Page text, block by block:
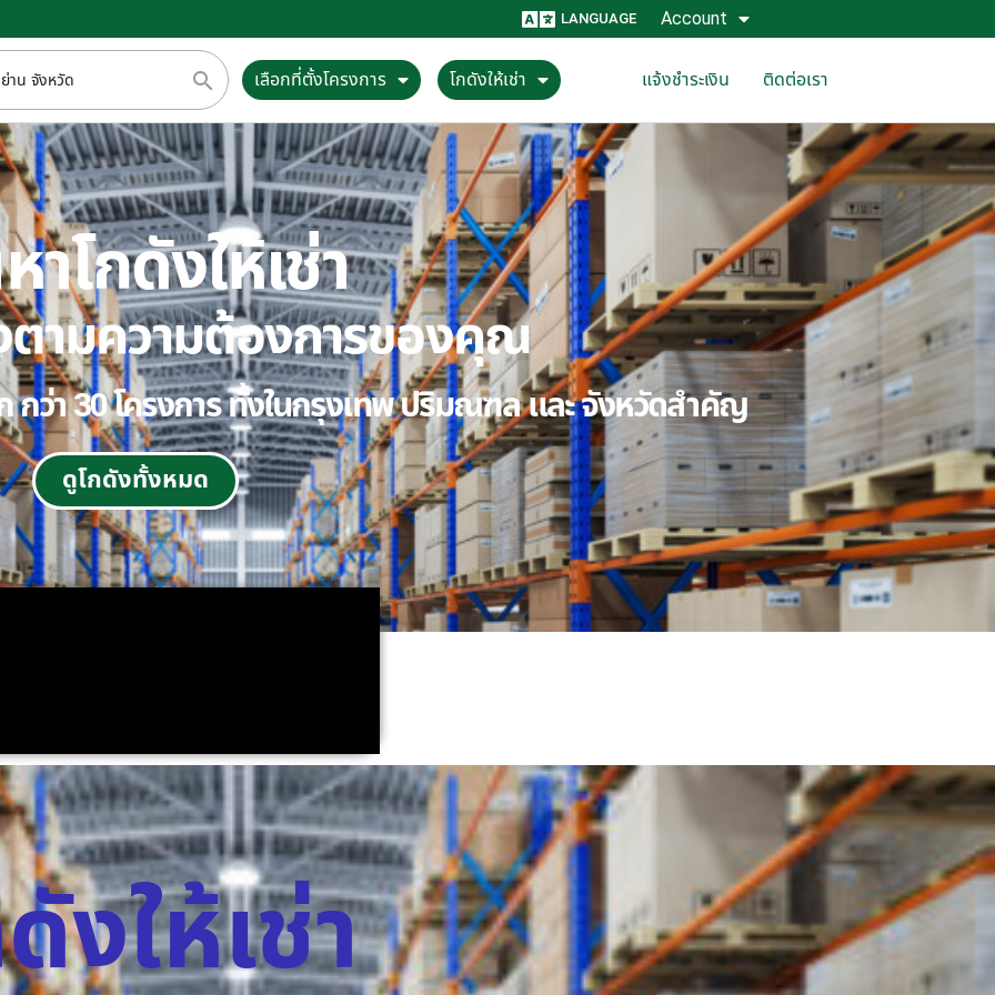
LANGUAGE Account
เลือกที่ตั้งโครงการ โกดังให้เช่า แจ้งชำระเงิน ติดต่อเรา
โกดังให้เช่า
ตามความต้องการของคุณ
กว่า 30 โครงการ ทั้งในกรุงเทพ ปริมณฑล และ จังหวัดสำคัญ
ดูโกดังทั้งหมด
งให้เช่า